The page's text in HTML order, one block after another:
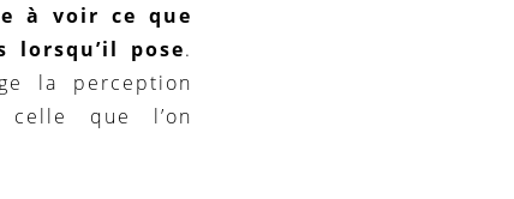
à voir ce que
lorsqu’il pose.
la perception
que l’on